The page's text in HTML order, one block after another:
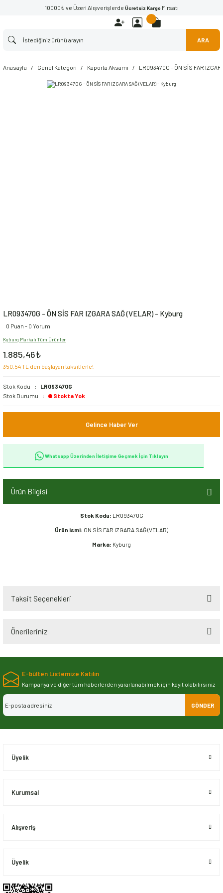
10000₺ ve Üzeri Alışverişlerde Ücretsiz Kargo Fırsatı
ARA
Anasayfa Genel Kategori Kaporta Aksamı LR093470G - ÖN SİS FAR
LR093470G - ÖN SİS FAR IZGARA SAĞ (VELAR) - Kyburg
0 Puan - 0 Yorum
Kyburg Markalı Tüm Ürünler
1.885,46₺
350,54 TL den başlayan taksitlerle!
Stok Kodu
LR093470G
Stok Durumu
Stokta Yok
Gelince Haber Ver
Whatsapp Üzerinden İletişime Geçmek İçin Tıklayın
Ürün Bilgisi
Stok Kodu: LR093470G
Ürün ismi: ÖN SİS FAR IZGARA SAĞ (VELAR)
Marka: Kyburg
Taksit Seçenekleri
Önerileriniz
Bu ürünün fiyat bilgisi, resim, ürün açıklamalarında ve diğer konularda
iletebilirsiniz.
Görüş ve önerileriniz için teşekkür ederiz.
Ürün resmi kalitesiz, bozuk veya görüntülenemiyor.
E-bülten Listemize Katılın
Kampanya ve diğer tüm haberlerden yararlanabilmek için kayıt olabilirsiniz
GÖNDER
Üyelik
Kurumsal
Alışveriş
Üyelik